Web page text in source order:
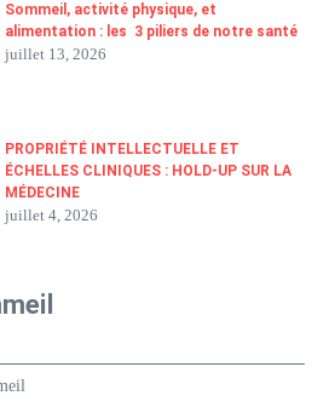
Sommeil, activité physique, et
alimentation : les 3 piliers de notre santé
juillet 13, 2026
PROPRIÉTÉ INTELLECTUELLE ET
ÉCHELLES CLINIQUES : HOLD-UP SUR LA
MÉDECINE
juillet 4, 2026